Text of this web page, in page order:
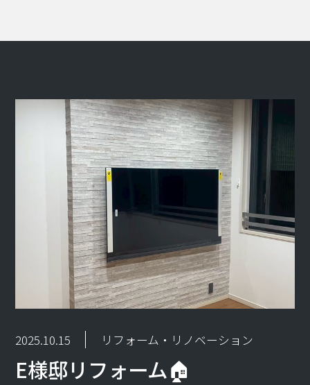
2025.10.15 リフォーム・リノベーション
E様邸リフォーム🏠